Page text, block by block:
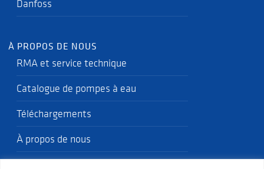
Danfoss
À PROPOS DE NOUS
RMA et service technique
Catalogue de pompes à eau
Téléchargements
À propos de nous